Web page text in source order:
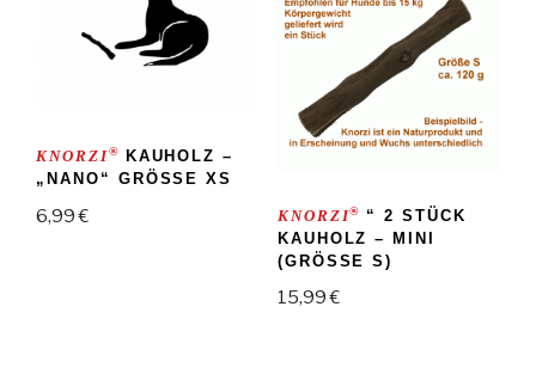
KNORZI®
KAUHOLZ –
„NANO“ GRÖSSE XS
6,99€ KNORZI®
“ 2 STÜCK
KAUHOLZ – MINI
(GRÖSSE S)
15,99€